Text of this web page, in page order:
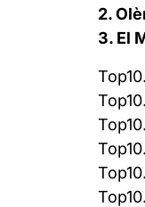
2.
3. El